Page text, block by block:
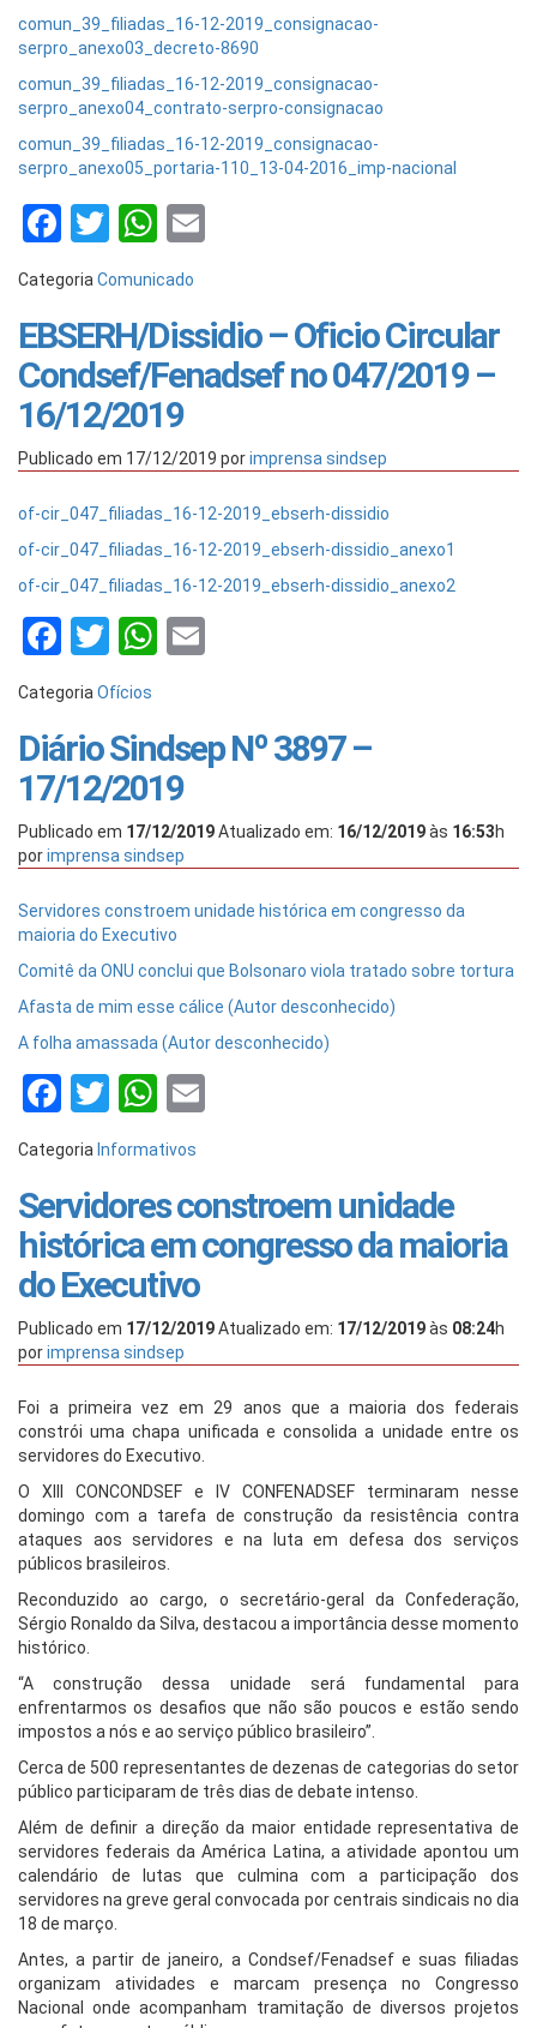
comun_39_filiadas_16-12-2019_consignacao-
serpro_anexo03_decreto-8690
comun_39_filiadas_16-12-2019_consignacao-
serpro_anexo04_contrato-serpro-consignacao
comun_39_filiadas_16-12-2019_consignacao-
serpro_anexo05_portaria-110_13-04-2016_imp-nacional
Facebook
TwitterWhatsApp
Categoria Comunicado
EBSERH/Dissidio – Oficio Circular
Condsef/Fenadsef no 047/2019 –
16/12/2019
Publicado em 17/12/2019 porimprensa sindsep
of-cir_047_filiadas_16-12-2019_ebserh-dissidio
of-cir_047_filiadas_16-12-2019_ebserh-dissidio_anexo1
of-cir_047_filiadas_16-12-2019_ebserh-dissidio_anexo2
Facebook
TwitterWhatsApp
Categoria Ofícios
Diário Sindsep Nº 3897 –
17/12/2019
Publicado em 17/12/2019Atualizado em: 16/12/2019às 16:53h
porimprensa sindsep
Servidores constroem unidade histórica em congresso da
maioria do Executivo
Comitê da ONU conclui que Bolsonaro viola tratado sobre tortura
Afasta de mim esse cálice (Autor desconhecido)
A folha amassada (Autor desconhecido)
Facebook
TwitterWhatsApp
Categoria Informativos
Servidores constroem unidade
histórica em congresso da maioria
do Executivo
Publicado em 17/12/2019Atualizado em: 17/12/2019às 08:24h
porimprensa sindsep
Foi a primeira vez em 29 anos que a maioria dos federais
constrói uma chapa unificada e consolida a unidade entre os
servidores do Executivo.
O XIII CONCONDSEF e IV CONFENADSEF terminaram nesse
domingo com a tarefa de construção da resistência contra
ataques aos servidores e na luta em defesa dos serviços
públicos brasileiros.
Reconduzido ao cargo, o secretário-geral da Confederação,
Sérgio Ronaldo da Silva, destacou a importância desse momento
histórico.
“A construção dessa unidade será fundamental para
enfrentarmos os desafios que não são poucos e estão sendo
impostos a nós e ao serviço público brasileiro”.
Cerca de 500 representantes de dezenas de categorias do setor
público participaram de três dias de debate intenso.
Além de definir a direção da maior entidade representativa de
servidores federais da América Latina, a atividade apontou um
calendário de lutas que culmina com a participação dos
servidores na greve geral convocada por centrais sindicais no dia
18 de março.
Antes, a partir de janeiro, a Condsef/Fenadsef e suas filiadas
organizam atividades e marcam presença no Congresso
Nacional onde acompanham tramitação de diversos projetos